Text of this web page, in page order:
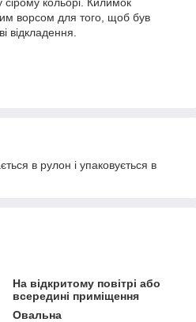
ворсом для того, щоб був
відкладення.
в рулон і упаковується в
На відкритому повітрі або
всередині приміщення
Овальна